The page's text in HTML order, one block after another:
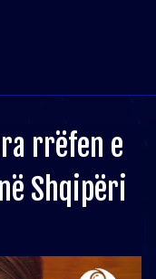
rrëfen e
Shqipëri